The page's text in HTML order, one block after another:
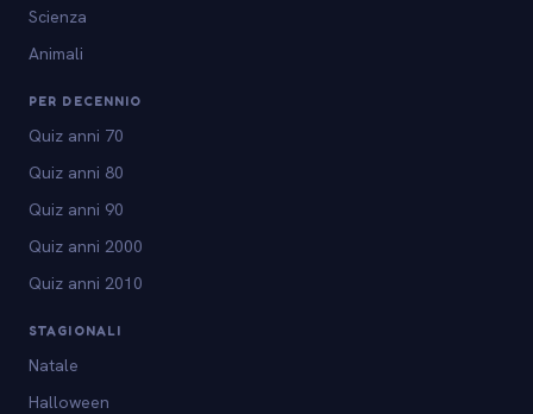
Scienza
Animali
PER DECENNIO
Quiz anni 70
Quiz anni 80
Quiz anni 90
Quiz anni 2000
Quiz anni 2010
STAGIONALI
Natale
Halloween